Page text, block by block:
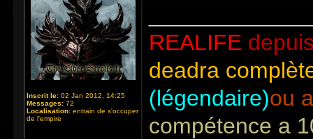
Inscrit le: 02 Jan 2012, 14:25
Messages: 72
Localisation: entrain de s'occuper
de l'empire
REALIFE
deadra
(légendaire)ou
compétence a